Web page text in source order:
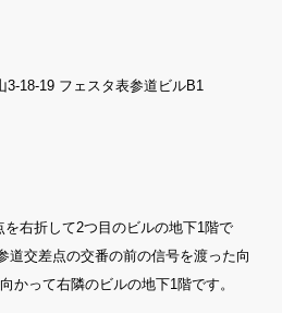
18-19 フェスタ表参道ビルB1
右折して2つ目のビルの地下1階で
道交差点の交番の前の信号を渡った向
かって右隣のビルの地下1階です。